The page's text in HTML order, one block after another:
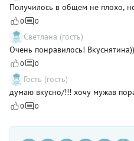
Получилось в общем не плохо,
0 0
Светлана (гость)
Очень понравилось! Вкуснятина))
0 0
Гость (гость)
думаю вкусно/!!! хочу мужав
0 0